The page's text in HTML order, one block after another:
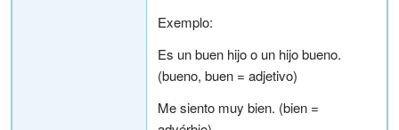
Exemplo:
Es un buen hijo o un hijo bueno.
(bueno, buen = adjetivo)
Me siento muy bien. (bien =